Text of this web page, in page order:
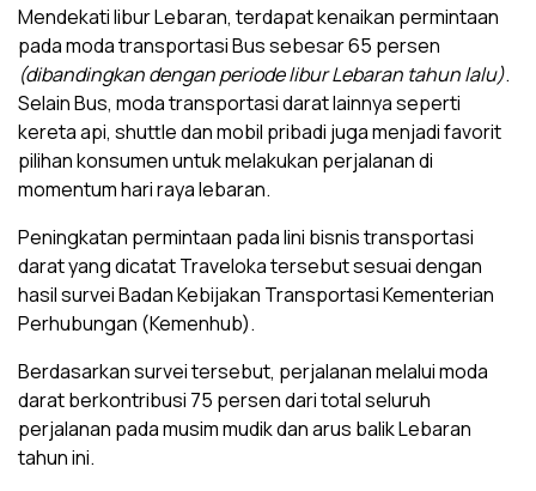
Mendekati libur Lebaran, terdapat kenaikan permintaan
pada moda transportasi Bus sebesar 65 persen
(dibandingkan dengan periode libur Lebaran tahun lalu).
Selain Bus, moda transportasi darat lainnya seperti
kereta api, shuttle dan mobil pribadi juga menjadi favorit
pilihan konsumen untuk melakukan perjalanan di
momentum hari raya lebaran.
Peningkatan permintaan pada lini bisnis transportasi
darat yang dicatat Traveloka tersebut sesuai dengan
hasil survei Badan Kebijakan Transportasi Kementerian
Perhubungan (Kemenhub).
Berdasarkan survei tersebut, perjalanan melalui moda
darat berkontribusi 75 persen dari total seluruh
perjalanan pada musim mudik dan arus balik Lebaran
tahun ini.